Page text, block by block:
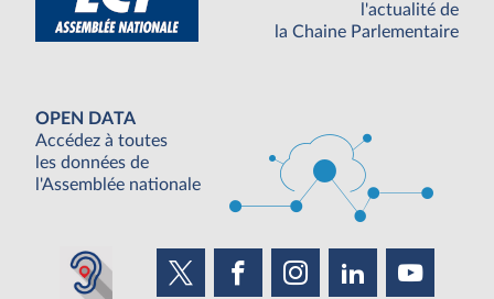
l'actualité de
la Chaine Parlementaire
OPEN DATA
Accédez à toutes
les données de
l'Assemblée nationale